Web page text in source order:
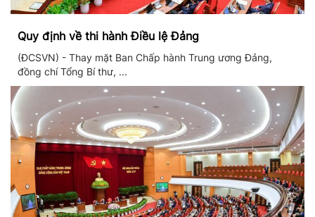
Quy định về thi hành Điều lệ Đảng
(ĐCSVN) - Thay mặt Ban Chấp hành Trung ương Đảng,
đồng chí Tổng Bí thư, ...